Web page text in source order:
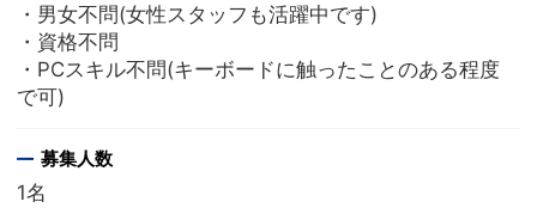
・男女不問(女性スタッフも活躍中です)
・資格不問
・PCスキル不問(キーボードに触ったことのある程度
で可)
募集人数
1名